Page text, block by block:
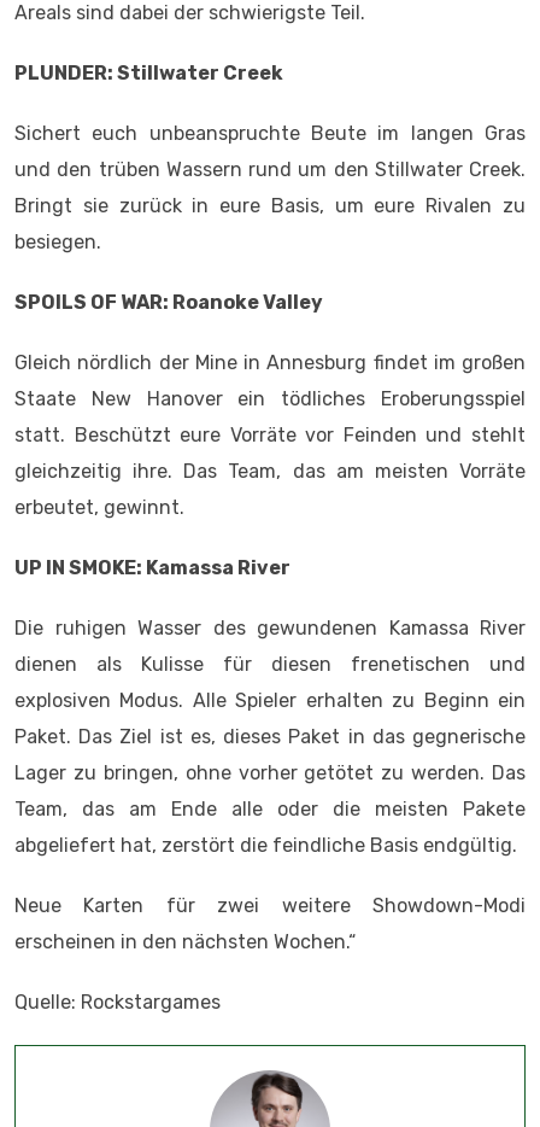
Areals sind dabei der schwierigste Teil.
PLUNDER: Stillwater Creek
Sichert euch unbeanspruchte Beute im langen Gras
und den trüben Wassern rund um den Stillwater Creek.
Bringt sie zurück in eure Basis, um eure Rivalen zu
besiegen.
SPOILS OF WAR: Roanoke Valley
Gleich nördlich der Mine in Annesburg findet im großen
Staate New Hanover ein tödliches Eroberungsspiel
statt. Beschützt eure Vorräte vor Feinden und stehlt
gleichzeitig ihre. Das Team, das am meisten Vorräte
erbeutet, gewinnt.
UP IN SMOKE: Kamassa River
Die ruhigen Wasser des gewundenen Kamassa River
dienen als Kulisse für diesen frenetischen und
explosiven Modus. Alle Spieler erhalten zu Beginn ein
Paket. Das Ziel ist es, dieses Paket in das gegnerische
Lager zu bringen, ohne vorher getötet zu werden. Das
Team, das am Ende alle oder die meisten Pakete
abgeliefert hat, zerstört die feindliche Basis endgültig.
Neue Karten für zwei weitere Showdown-Modi
erscheinen in den nächsten Wochen.“
Quelle: Rockstargames